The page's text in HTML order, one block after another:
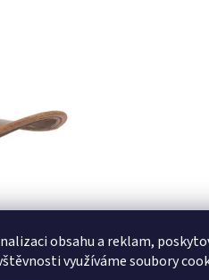
obsahu a reklam,
využíváme soubory